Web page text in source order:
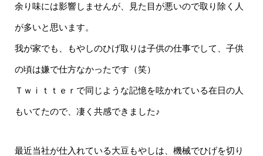
余り味には影響しませんが、見た目が悪いので取り除く人
が多いと思います。
我が家でも、もやしのひげ取りは子供の仕事でして、子供
の頃は嫌で仕方なかったです（笑）
Ｔｗｉｔｔｅｒで同じような記憶を呟かれている在日の人
もいてたので、凄く共感できました♪
最近当社が仕入れている大豆もやしは、機械でひげを切り